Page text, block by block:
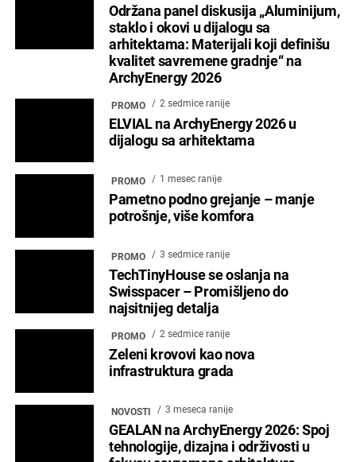
Održana panel diskusija „Aluminijum,
staklo i okovi u dijalogu sa
arhitektama: Materijali koji definišu
kvalitet savremene gradnje“ na
ArchyEnergy 2026
PROMO 2 sedmice ranije
ELVIAL na ArchyEnergy 2026 u
dijalogu sa arhitektama
PROMO 1 mesec ranije
Pametno podno grejanje – manje
potrošnje, više komfora
PROMO 3 sedmice ranije
TechTinyHouse se oslanja na
Swisspacer – Promišljeno do
najsitnijeg detalja
PROMO 2 sedmice ranije
Zeleni krovovi kao nova
infrastruktura grada
NOVOSTI 3 meseca ranije
GEALAN na ArchyEnergy 2026: Spoj
tehnologije, dizajna i održivosti u